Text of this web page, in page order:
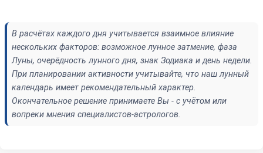
В расчётах каждого дня учитывается взаимное влияние
нескольких факторов: возможное лунное затмение, фаза
Луны, очерёдность лунного дня, знак Зодиака и день недели.
При планировании активности учитывайте, что наш лунный
календарь имеет рекомендательный характер.
Окончательное решение принимаете Вы - с учётом или
вопреки мнения специалистов-астрологов.